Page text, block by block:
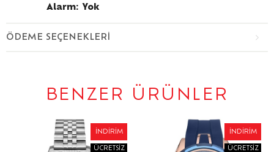
Alarm: Yok
ÖDEME SEÇENEKLERI
BENZER ÜRÜNLER
İNDIRIM
ÜCRETSIZ
İNDIRIM
ÜCRETSIZ